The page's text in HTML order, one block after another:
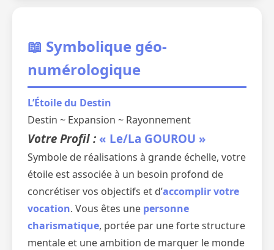
📖 Symbolique géo-
numérologique
L’Étoile du Destin
Destin ~ Expansion ~ Rayonnement
Votre Profil : « Le/La GOUROU »
Symbole de réalisations à grande échelle, votre
étoile est associée à un besoin profond de
concrétiser vos objectifs et d’accomplir votre
vocation. Vous êtes une personne
charismatique, portée par une forte structure
mentale et une ambition de marquer le monde